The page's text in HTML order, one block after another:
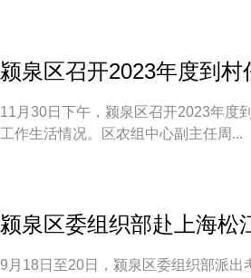
颍泉区召开2023年度到
11月30日下午，颍泉区召开2023年度
工作生活情况。区农组中心副主任周...
颍泉区委组织部赴上海松
9月18日至20日，颍泉区委组织部派